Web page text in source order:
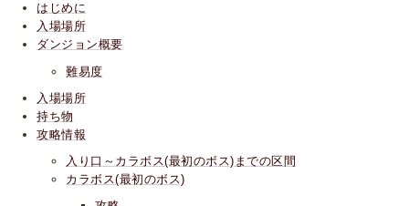
はじめに
入場場所
ダンジョン概要
難易度
入場場所
持ち物
攻略情報
入り口～カラボス(最初のボス)までの区間
カラボス(最初のボス)